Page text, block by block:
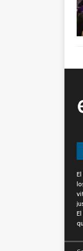
El
El